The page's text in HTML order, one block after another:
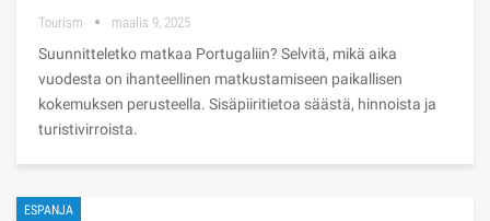
Tourism maalis 9, 2025
Suunnitteletko matkaa Portugaliin? Selvitä, mikä aika
vuodesta on ihanteellinen matkustamiseen paikallisen
kokemuksen perusteella. Sisäpiiritietoa säästä, hinnoista ja
turistivirroista.
ESPANJA